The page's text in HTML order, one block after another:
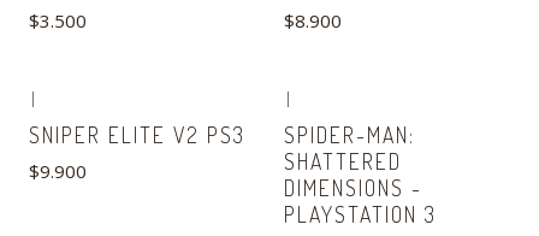
$3.500 $8.900
|
SNIPER ELITE V2 PS3
$9.900
|
SPIDER-MAN:
SHATTERED
DIMENSIONS -
PLAYSTATION 3